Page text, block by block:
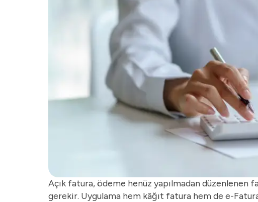
Açık fatura, ödeme henüz yapılmadan düzenlenen
gerekir. Uygulama hem kâğıt fatura hem de e-